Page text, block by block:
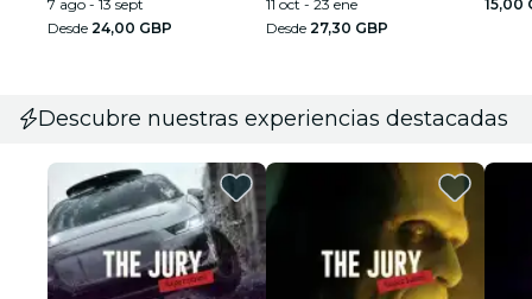
7 ago - 13 sept
Desde 24,00 GBP
11 oct - 23 ene
Desde 27,30 GBP
15,00
Descubre nuestras experiencias destacadas